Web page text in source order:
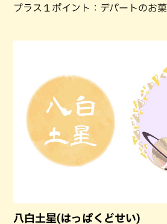
プラス１ポイント：デパートのお
八白土星(はっぱくどせい)